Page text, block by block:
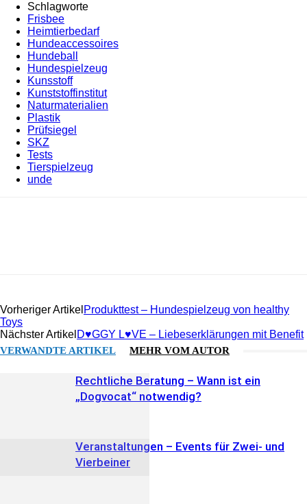
Schlagworte
Frisbee
Heimtierbedarf
Hundeaccessoires
Hundeball
Hundespielzeug
Kunsstoff
Kunststoffinstitut
Naturmaterialien
Plastik
Prüfsiegel
SKZ
Tests
Tierspielzeug
unde
Vorheriger Artikel Produkttest – Hundespielzeug von healthy
Toys
Nächster Artikel D♥GGY L♥VE – Liebeserklärungen mit Benefit
VERWANDTE ARTIKEL MEHR VOM AUTOR
Rechtliche Beratung – Wann ist ein
„Dogvocat“ notwendig?
Veranstaltungen – Events für Zwei- und
Vierbeiner